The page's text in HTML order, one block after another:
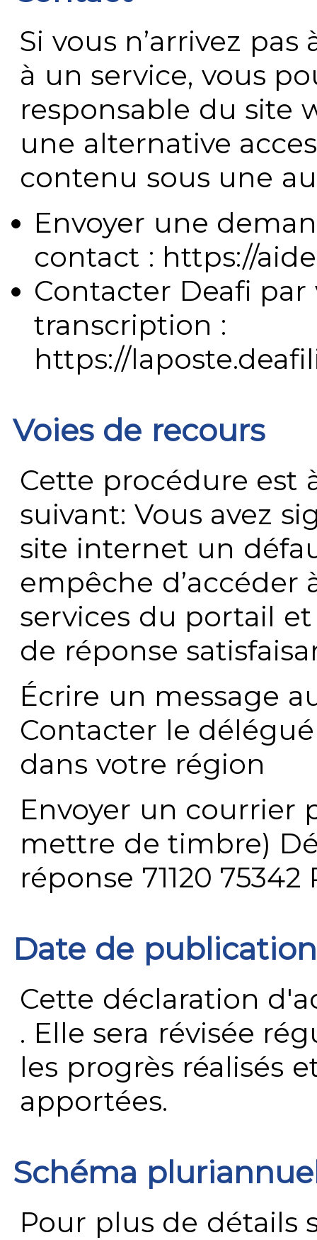
Si vous n’arrivez
à un service, vous
responsable du site
une alternative
contenu sous une
Envoyer une
contact : https://
Contacter Deafi
transcription :
https://
Voies de recours
Cette procédure est
suivant: Vous avez
site internet un
empêche
services du portail
de réponse
Écrire un message
Contacter le
dans votre région
Envoyer un courrier
mettre de timbre)
réponse 71120 75342
Date de publication
Cette déclaration
. Elle sera révisée
les progrès réalisés
apportées.
Schéma
Pour plus de détails